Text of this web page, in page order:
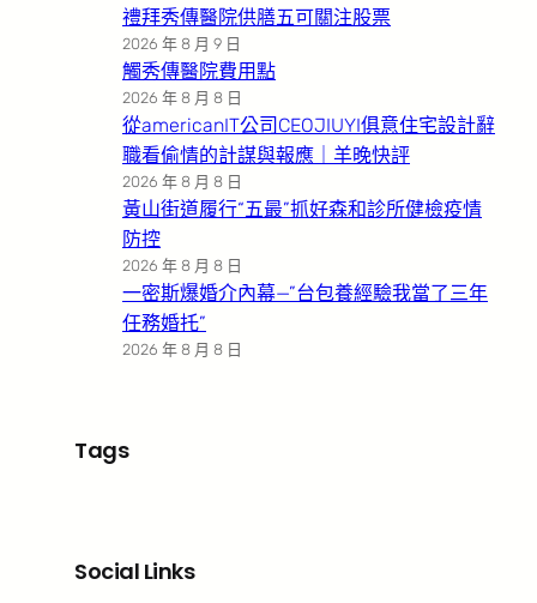
禮拜秀傳醫院供膳五可關注股票
2026 年 8 月 9 日
觸秀傳醫院費用點
2026 年 8 月 8 日
從americanIT公司CEOJIUYI俱意住宅設計辭
職看偷情的計謀與報應｜羊晚快評
2026 年 8 月 8 日
黃山街道履行“五最”抓好森和診所健檢疫情
防控
2026 年 8 月 8 日
一密斯爆婚介內幕—”台包養經驗我當了三年
任務婚托”
2026 年 8 月 8 日
Tags
Social Links